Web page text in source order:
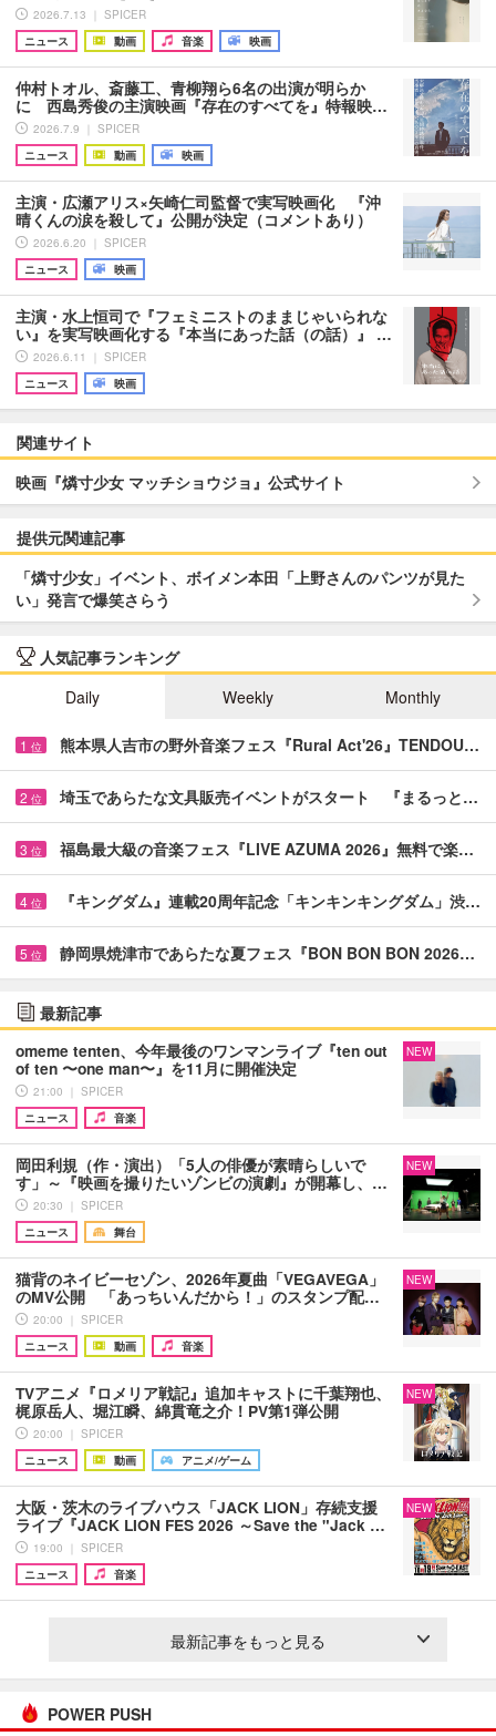
2026.7.13 ｜ SPICER
ニュース
動画 音楽 映画
仲村トオル、斎藤工、青柳翔ら6名の出演が明らか
に 西島秀俊の主演映画『存在のすべてを』特報映…
2026.7.9 ｜ SPICER
ニュース
動画 映画
主演・広瀬アリス×矢崎仁司監督で実写映画化 『沖
晴くんの涙を殺して』公開が決定（コメントあり）
2026.6.20 ｜ SPICER
ニュース
映画
主演・水上恒司で『フェミニストのままじゃいられな
い』を実写映画化する『本当にあった話（の話）』 …
2026.6.11 ｜ SPICER
ニュース
映画
関連サイト
映画『燐寸少女 マッチショウジョ』公式サイト
提供元関連記事
「燐寸少女」イベント、ボイメン本田「上野さんのパンツが見た
い」発言で爆笑さらう
人気記事ランキング
Daily
Weekly Monthly
1 位 熊本県人吉市の野外音楽フェス『Rural Act'26』TENDOU…
2 位 埼玉であらたな文具販売イベントがスタート 『まるっと…
3 位 福島最大級の音楽フェス『LIVE AZUMA 2026』無料で楽…
4 位 『キングダム』連載20周年記念「キンキンキングダム」渋…
5 位 静岡県焼津市であらたな夏フェス『BON BON BON 2026…
最新記事
omeme tenten、今年最後のワンマンライブ『ten out
of ten 〜one man〜』を11月に開催決定
21:00 ｜ SPICER
ニュース
音楽
NEW
岡田利規（作・演出）「5人の俳優が素晴らしいで
す」～『映画を撮りたいゾンビの演劇』が開幕し、…
20:30 ｜ SPICER
ニュース
舞台
NEW
猫背のネイビーセゾン、2026年夏曲「VEGAVEGA」
のMV公開 「あっちいんだから！」のスタンプ配…
20:00 ｜ SPICER
ニュース
動画 音楽
NEW
TVアニメ『ロメリア戦記』追加キャストに千葉翔也、
梶原岳人、堀江瞬、綿貫竜之介！PV第1弾公開
20:00 ｜ SPICER
ニュース
動画 アニメ/ゲーム
NEW
大阪・茨木のライブハウス「JACK LION」存続支援
ライブ『JACK LION FES 2026 ～Save the "Jack …
19:00 ｜ SPICER
ニュース
音楽
NEW
最新記事をもっと見る
POWER PUSH